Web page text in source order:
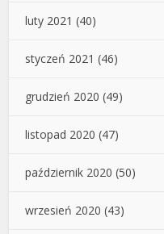
luty 2021 (40)
styczeń 2021 (46)
grudzień 2020 (49)
listopad 2020 (47)
październik 2020 (50)
wrzesień 2020 (43)